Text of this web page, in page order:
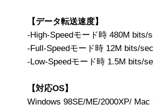
【データ転送速度】
-High-Speedモード時 480M bits/
-Full-Speedモード時 12M bits/sec
-Low-Speedモード時 1.5M bits/
【対応OS】
Windows 98SE/ME/2000XP/ Mac